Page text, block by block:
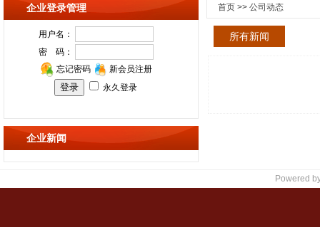
企业登录管理
企业新闻
首页 >> 公司动态
所有新闻
Powered